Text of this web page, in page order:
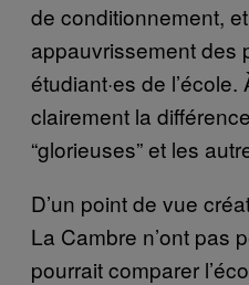
de conditionnement,
appauvrissement des
étudiant·es de
clairement la
“glorieuses” et les
D’un point de vue
La Cambre n’ont pas
pourrait comparer